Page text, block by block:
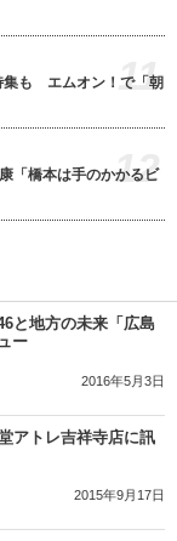
集も エムオン！で「朝
11
「橋本は手のかかるビ
12
と地方の未来「広島
ー
2016年5月3日
アトレ吉祥寺店に訊
2015年9月17日